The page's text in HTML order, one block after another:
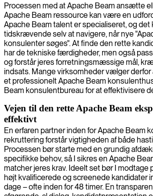
Processen med at Apache Beam ansætte
Apache Beam ressource kan være en
Apache Beam talent er specialiseret, og
tidskrævende selv at navigere, når nye
konsulenter søges". At finde den rette
har de tekniske færdigheder, men også
og forstår jeres forretningsmæssige mål,
indsats. Mange virksomheder vælger derfor
et professionelt Apache Beam
Beam konsulentbureau for at effektivisere
Vejen til den rette Apache Beam
effektivt
En erfaren partner inden for Apache Beam
rekruttering forstår vigtigheden af både
Processen bør starte med en grundig
specifikke behov, så I sikres en Apache
matcher jeres krav. Ideelt set bør I
højt kvalificerede og screenede kandidater
dage – ofte inden for 48 timer. En